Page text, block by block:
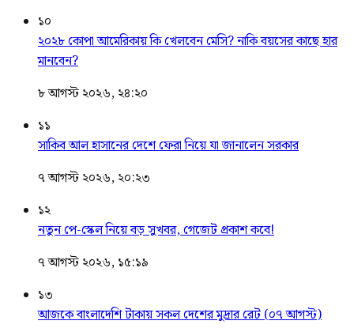
১০
২০২৮ কোপা আমেরিকায় কি খেলবেন মেসি? নাকি বয়সের কাছে হার
মানবেন?
৮ আগস্ট ২০২৬, ২৪:২০
১১
সাকিব আল হাসানের দেশে ফেরা নিয়ে যা জানালেন সরকার
৭ আগস্ট ২০২৬, ২০:২৩
১২
নতুন পে-স্কেল নিয়ে বড় সুখবর, গেজেট প্রকাশ কবে!
৭ আগস্ট ২০২৬, ১৫:১৯
১৩
আজকে বাংলাদেশি টাকায় সকল দেশের মুদ্রার রেট (০৭ আগস্ট)